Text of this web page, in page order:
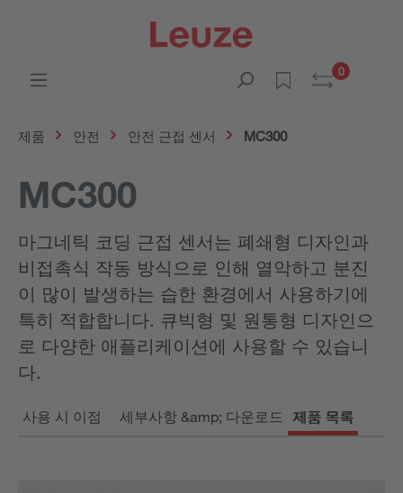
0
제품 안전 안전 근접 센서 MC300
MC300
마그네틱 코딩 근접 센서는 폐쇄형 디자인과
비접촉식 작동 방식으로 인해 열악하고 분진
이 많이 발생하는 습한 환경에서 사용하기에
특히 적합합니다. 큐빅형 및 원통형 디자인으
로 다양한 애플리케이션에 사용할 수 있습니
다.
사용 시 이점 세부사항 &amp; 다운로드 제품 목록